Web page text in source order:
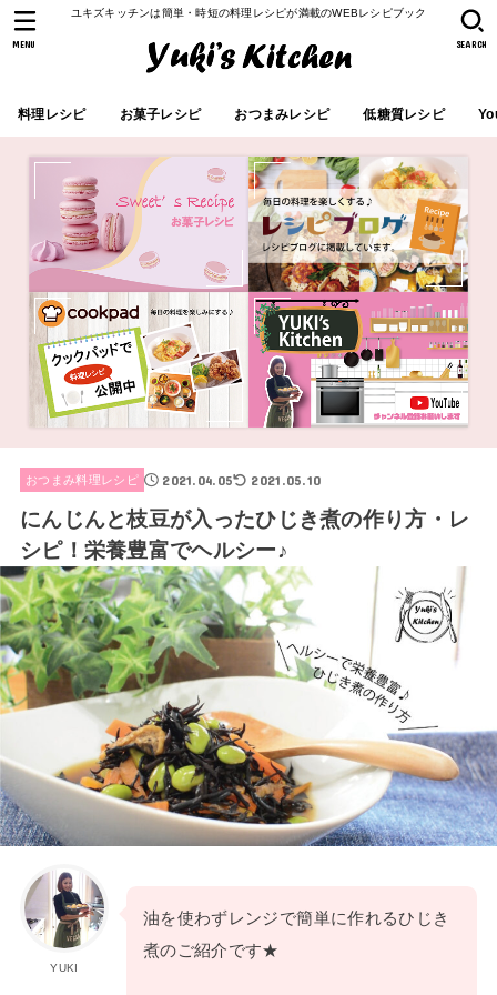
ユキズキッチンは簡単・時短の料理レシピが満載のWEBレシピブック
料理レシピ お菓子レシピ おつまみレシピ 低糖質レシピ
SEARCH
MENU
おつまみ料理レシピ 2021.04.05 2021.05.10
にんじんと枝豆が入ったひじき煮の作り方・レ
シピ！栄養豊富でヘルシー♪
YUKI
油を使わずレンジで簡単に作れるひじき
煮のご紹介です★